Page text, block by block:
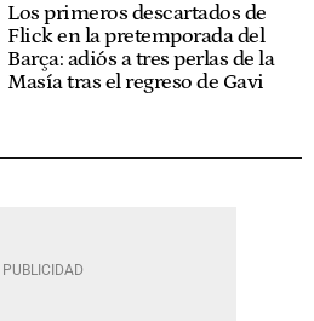
Los primeros descartados de
Flick en la pretemporada del
Barça: adiós a tres perlas de la
Masía tras el regreso de Gavi